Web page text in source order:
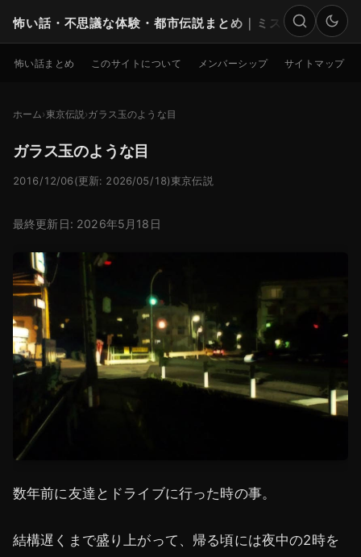
怖い話・不思議な体験・都市伝説まとめ｜ミステリー
検索
怖い話まとめ このサイトについて メンバーシップ サイトマップ
ホーム 東京伝説 ガラス玉のような目
ガラス玉のような目
2016/12/06 (更新: 2026/05/18)東京伝説
最終更新日: 2026年5月18日
数年前に友達とドライブに行った時の事。
結構遅くまで盛り上がって、帰る頃には夜中の2時を